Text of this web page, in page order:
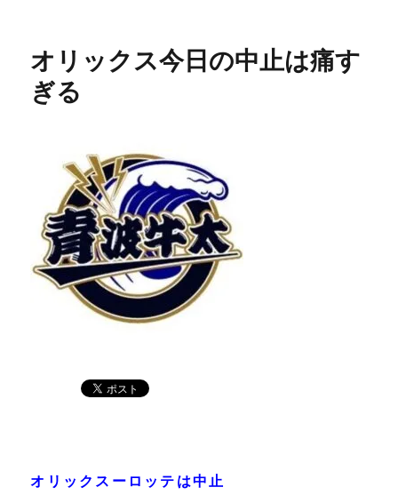
オリックス今日の中止は痛す
ぎる
オリックスーロッテは中止